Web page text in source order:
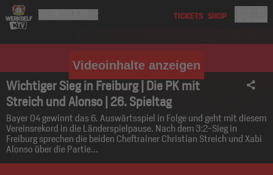
Videoinhalte anzeigen
Wichtiger Sieg in Freiburg | Die PK mit
Streich und Alonso | 26. Spieltag
Bayer 04 gewinnt das 6. Auswärtsspiel in Folge und geht mit diesem
Vereinsrekord in die Länderspielpause. Nach dem 3:2-Sieg in
Freiburg sprechen die beiden Cheftrainer Christian Streich und Xabi
Alonso über die Partie...